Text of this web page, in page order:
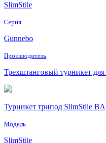
SlimStile
Серия
Gunnebo
Производитель
Трехштанговый турникет
Турникет трипод SlimStile BA
Модель
SlimStile